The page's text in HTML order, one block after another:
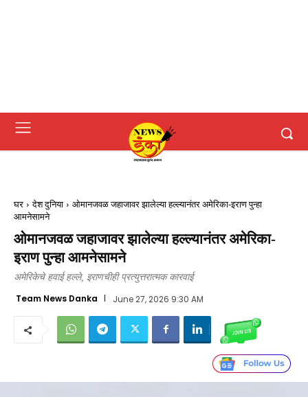
घर देश दुनिया
ओमानजवळ जहाजावर झालेल्या हल्ल्यानंतर अमेरिका-इराण पुन्हा
आमनेसामने
ओमानजवळ जहाजावर झालेल्या हल्ल्यानंतर अमेरिका-
इराण पुन्हा आमनेसामने
अमेरिकेचे हवाई हल्ले, इराणचीही प्रत्युत्तरात्मक कारवाई
Team News Danka June 27, 2026 9:30 AM